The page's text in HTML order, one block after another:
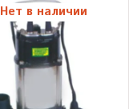
Нет в наличии